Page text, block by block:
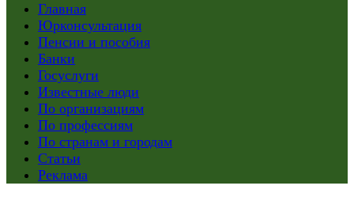
Главная
Юрконсультация
Пенсии и пособия
Банки
Госуслуги
Известные люди
По организациям
По профессиям
По странам и городам
Статьи
Реклама